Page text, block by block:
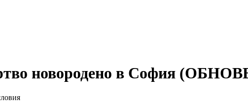
новородено в София